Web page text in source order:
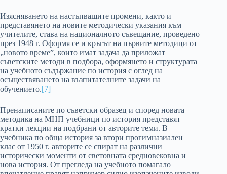
Изясняването на настъпващите промени, както и
представянето на новите методически указания към
учителите, става на националното съвещание, проведено
през 1948 г. Оформя се и кръгът на първите методици от
„новото време”, които имат задача да приложат
съветските методи в подбора, оформянето и структурата
на учебното съдържание по история с оглед на
осъществяването на възпитателните задачи на
обучението.[7]
Пренаписаните по съветски образец и според новата
методика на МНП учебници по история представят
кратки лекции на подбрани от авторите теми. В
учебника по обща история за втори прогимназиален
клас от 1950 г. авторите се спират на различни
исторически моменти от световната средновековна и
нова история. От прегледа на учебното помагало